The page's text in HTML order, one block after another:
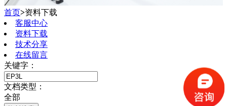
首页>资料下载
客服中心
资料下载
技术分享
在线留言
关键字：
文档类型：
全部